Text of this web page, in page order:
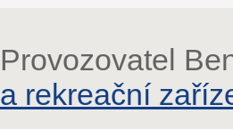
Provozovatel
a rekreační